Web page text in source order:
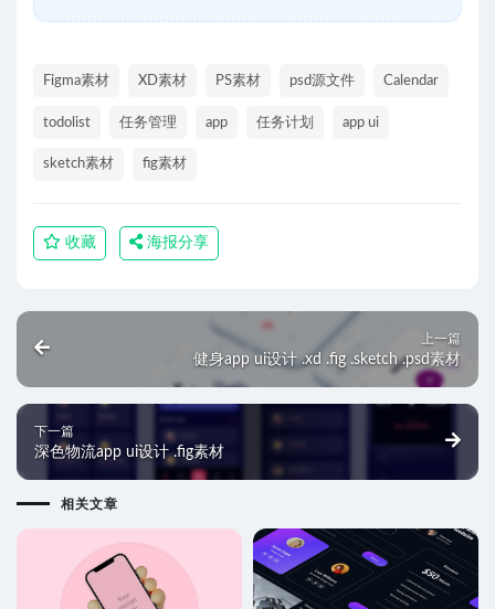
Figma素材 XD素材 PS素材 psd源文件 Calendar
todolist 任务管理 app 任务计划 app ui
sketch素材 fig素材
收藏 海报分享
上一篇
健身app ui设计 .xd .fig .sketch .psd素材
下一篇
深色物流app ui设计 .fig素材
相关文章